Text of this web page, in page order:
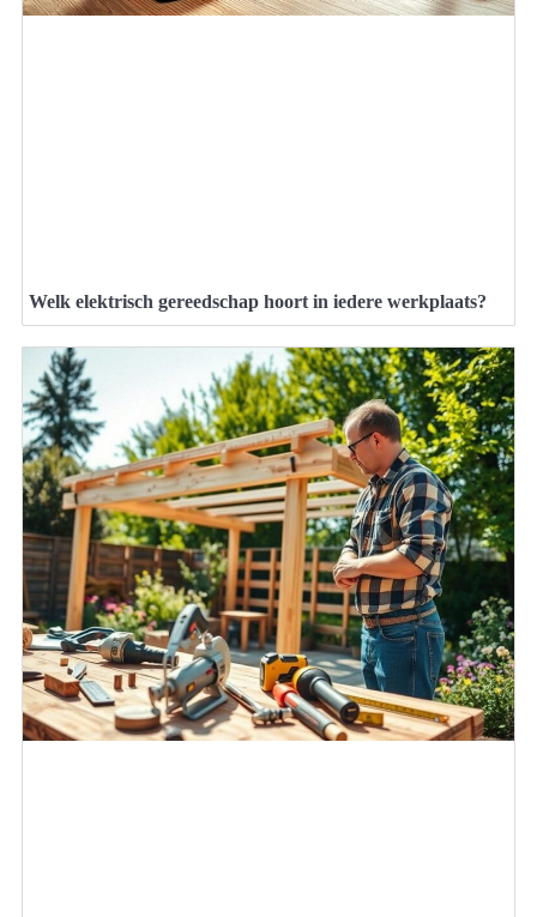
Welk elektrisch gereedschap hoort in iedere werkplaats?